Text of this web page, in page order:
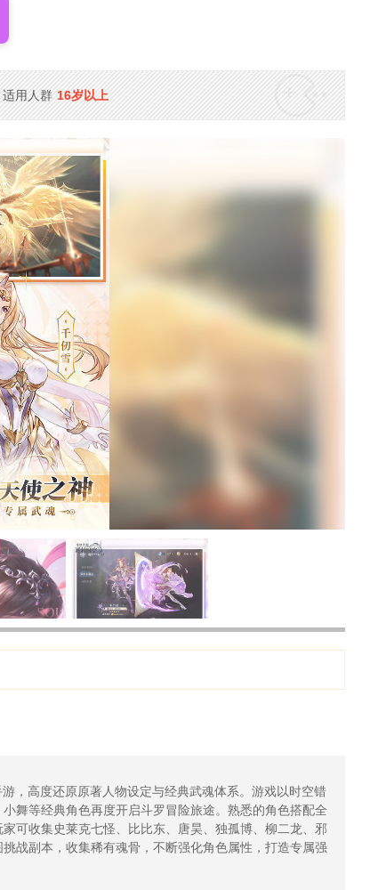
适用人群 16岁以上
，高度还原原著人物设定与经典武魂体系。游戏以时空错
舞等经典角色再度开启斗罗冒险旅途。熟悉的角色搭配全
可收集史莱克七怪、比比东、唐昊、独孤博、柳二龙、邪
战副本，收集稀有魂骨，不断强化角色属性，打造专属强